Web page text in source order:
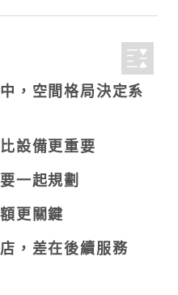
，空間格局決定系
設備更重要
一起規劃
更關鍵
，差在後續服務